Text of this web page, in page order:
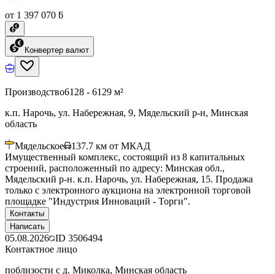
от 1 397 070 ƃ
Конвертер валют
Производство6128 - 6129 м²
к.п. Нарочь, ул. Набережная, 9, Мядельский р-н, Минская
область
Мядельское 137.7 км от МКАД
Имущественный комплекс, состоящий из 8 капитальных
строений, расположенный по адресу: Минская обл.,
Мядельский р-н. к.п. Нарочь, ул. Набережная, 15. Продажа
только с электронного аукциона на электронной торговой
площадке "Индустрия Инноваций - Торги".
Контакты
Написать
05.08.2026 ID 3506494
Контактное лицо
поблизости с д. Миколка, Минская область